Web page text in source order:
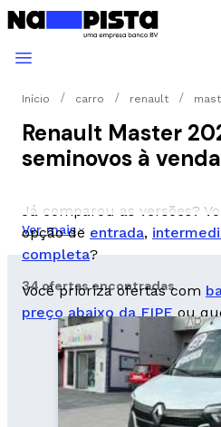
Início carro renault
Renault Master
seminovos à venda
Já comparou as versões?
opção de entrada,
completa?
Você prioriza ofertas com
preço abaixo da FIPEou
Ver mais
34 ofertas encontradas